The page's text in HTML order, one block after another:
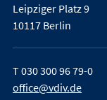
Leipziger Platz 9
10117 Berlin
T030 300 96 79-0
office@vdiv.de